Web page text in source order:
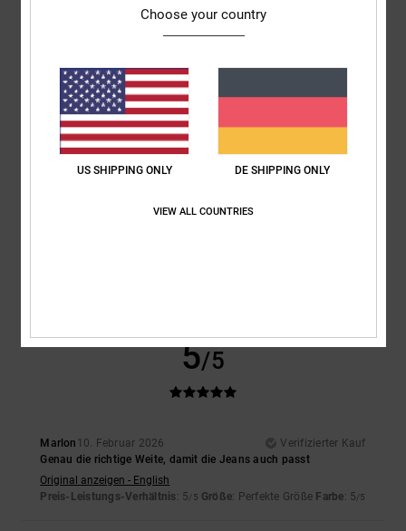
Original anzeigen - Castellano
: 4/5
4 /5
12. Februar 2026
5/5
Marlon 10. Februar 2026
Verifizierter Kauf
Genau die richtige Weite, damit die Jeans auch passt
Original anzeigen - English
Preis-Leistungs-Verhältnis: 5/5 Größe: Perfekte Größe Farbe: 5/5
Choose your country
US SHIPPING ONLY DE SHIPPING ONLY
VIEW ALL COUNTRIES